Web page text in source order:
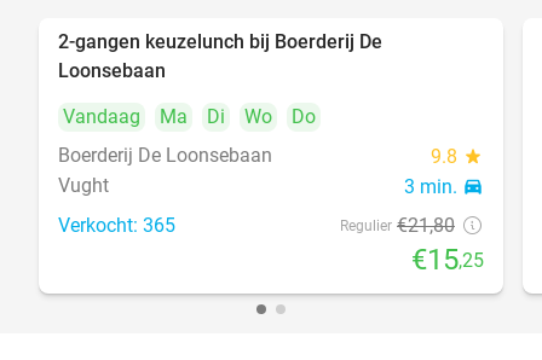
2-gangen keuzelunch bij Boerderij De
Loonsebaan
Vandaag
Ma Di Wo
Do
Boerderij De Loonsebaan
9.8 star
Vught 3 min. directions_car
Verkocht: 365 Regulier €21,80
€15,25